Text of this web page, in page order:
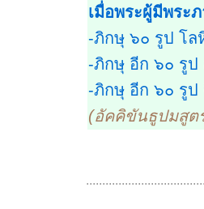
เมื่อพระผู้มีพระ
-ภิกษุ ๖๐ รูป โล
-ภิกษุ อีก ๖๐ รูป
-ภิกษุ อีก ๖๐ รูป
(อัคคิขันธูปมสูต